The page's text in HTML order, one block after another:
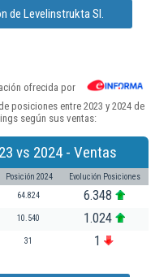
de Levelinstrukta Sl.
ofrecida por
posiciones entre 2023 y 2024 de
según sus ventas:
vs 2024 - Ventas
Posición 2024 Evolución Posiciones
64.824 6.348
10.540 1.024
31 1